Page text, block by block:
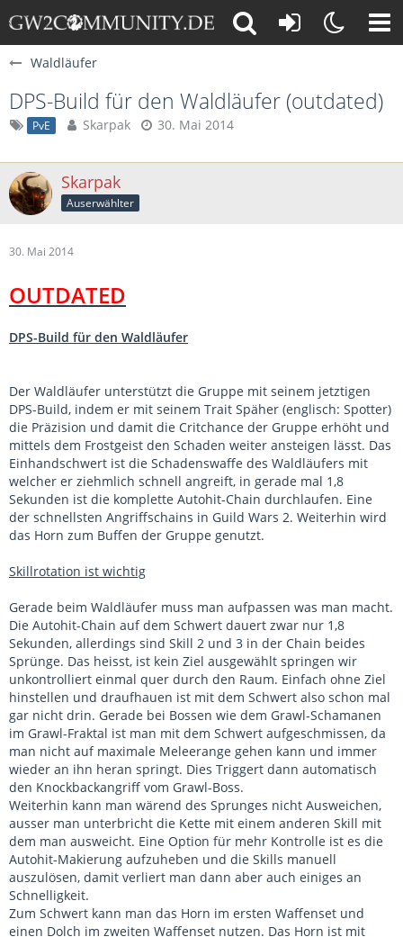
Waldläufer
DPS-Build für den Waldläufer (outdated)
PvE Skarpak 30. Mai 2014
Skarpak
Auserwählter
30. Mai 2014
OUTDATED
DPS-Build für den Waldläufer
Der Waldläufer unterstützt die Gruppe mit seinem jetztigen
DPS-Build, indem er mit seinem Trait Späher (englisch: Spotter)
die Präzision und damit die Critchance der Gruppe erhöht und
mittels dem Frostgeist den Schaden weiter ansteigen lässt. Das
Einhandschwert ist die Schadenswaffe des Waldläufers mit
welcher er ziehmlich schnell angreift, in gerade mal 1,8
Sekunden ist die komplette Autohit-Chain durchlaufen. Eine
der schnellsten Angriffschains in Guild Wars 2. Weiterhin wird
das Horn zum Buffen der Gruppe genutzt.
Skillrotation ist wichtig
Gerade beim Waldläufer muss man aufpassen was man macht.
Die Autohit-Chain auf dem Schwert dauert zwar nur 1,8
Sekunden, allerdings sind Skill 2 und 3 in der Chain beides
Sprünge. Das heisst, ist kein Ziel ausgewählt springen wir
unkontrolliert einmal quer durch den Raum. Einfach ohne Ziel
hinstellen und draufhauen ist mit dem Schwert also schon mal
gar nicht drin. Gerade bei Bossen wie dem Grawl-Schamanen
im Grawl-Fraktal ist man mit dem Schwert aufgeschmissen, da
man nicht auf maximale Meleerange gehen kann und immer
wieder an ihn heran springt. Dies Triggert dann automatisch
den Knockbackangriff vom Grawl-Boss.
Weiterhin kann man wärend des Sprunges nicht Ausweichen,
ausser man unterbricht die Kette mit einem anderen Skill mit
dem man ausweicht. Eine Option für mehr Kontrolle ist es die
Autohit-Makierung aufzuheben und die Skills manuell
auszulösen, damit verliert man dann aber auch einiges an
Schnelligkeit.
Zum Schwert kann man das Horn im ersten Waffenset und
einen Dolch im zweiten Waffenset nutzen. Das Horn ist mit